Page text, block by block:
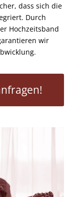
dass sich die
Durch
Hochzeitsband
wir